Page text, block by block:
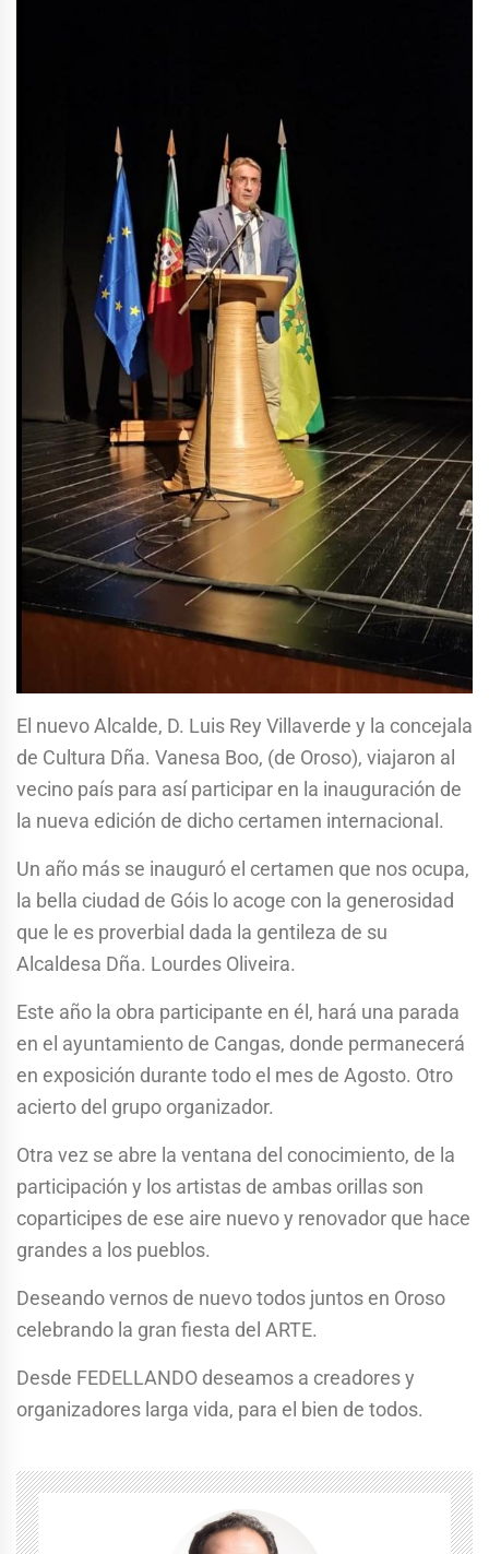
El nuevo Alcalde, D. Luis Rey Villaverde y la concejala
de Cultura Dña. Vanesa Boo, (de Oroso), viajaron al
vecino país para así participar en la inauguración de
la nueva edición de dicho certamen internacional.
Un año más se inauguró el certamen que nos ocupa,
la bella ciudad de Góis lo acoge con la generosidad
que le es proverbial dada la gentileza de su
Alcaldesa Dña. Lourdes Oliveira.
Este año la obra participante en él, hará una parada
en el ayuntamiento de Cangas, donde permanecerá
en exposición durante todo el mes de Agosto. Otro
acierto del grupo organizador.
Otra vez se abre la ventana del conocimiento, de la
participación y los artistas de ambas orillas son
coparticipes de ese aire nuevo y renovador que hace
grandes a los pueblos.
Deseando vernos de nuevo todos juntos en Oroso
celebrando la gran fiesta del ARTE.
Desde FEDELLANDO deseamos a creadores y
organizadores larga vida, para el bien de todos.